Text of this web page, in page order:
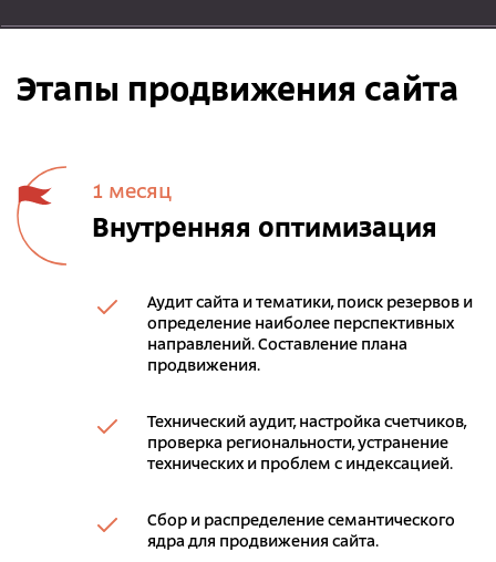
Этапы продвижения сайта
1 месяц
Внутренняя оптимизация
Аудит сайта и тематики, поиск резервов и
определение наиболее перспективных
направлений. Составление плана
продвижения.
Технический аудит, настройка счетчиков,
проверка региональности, устранение
технических и проблем с индексацией.
Сбор и распределение семантического
ядра для продвижения сайта.